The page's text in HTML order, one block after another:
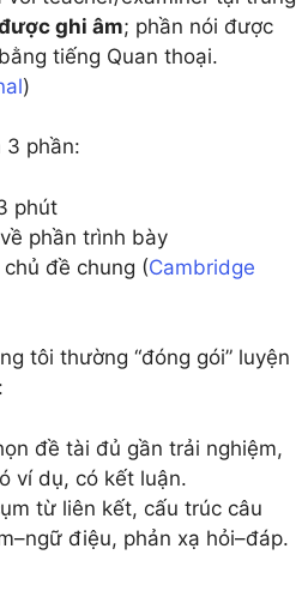
ghi âm; phần nói được
tiếng Quan thoại.
)
3 phần:
phút
phần trình bày
đề chung (Cambridge
tôi thường “đóng gói” luyện
đề tài đủ gần trải nghiệm,
ví dụ, có kết luận.
từ liên kết, cấu trúc câu
điệu, phản xạ hỏi–đáp.